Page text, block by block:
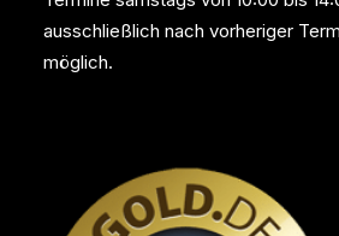
ausschließlich nach vorheriger
möglich.